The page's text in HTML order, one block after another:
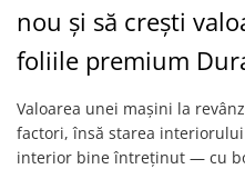
nou și să crești
foliile premium
Valoarea unei mașini la
factori, însă starea
interior bine întreținut — cu